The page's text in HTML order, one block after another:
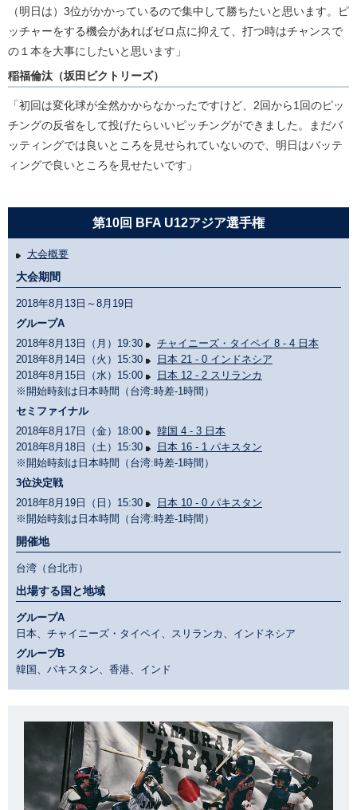
（明日は）3位がかかっているので集中して勝ちたいと思います。ピ
ッチャーをする機会があればゼロ点に抑えて、打つ時はチャンスで
の１本を大事にしたいと思います」
稲福倫汰（坂田ビクトリーズ）
「初回は変化球が全然かからなかったですけど、2回から1回のピッ
チングの反省をして投げたらいいピッチングができました。まだバ
ッティングでは良いところを見せられていないので、明日はバッテ
ィングで良いところを見せたいです」
第10回 BFA U12アジア選手権
大会概要
大会期間
2018年8月13日～8月19日
グループA
2018年8月13日（月）19:30
チャイニーズ・タイペイ 8 - 4 日本
2018年8月14日（火）15:30
日本 21 - 0 インドネシア
2018年8月15日（水）15:00
日本 12 - 2 スリランカ
※開始時刻は日本時間（台湾:時差-1時間）
セミファイナル
2018年8月17日（金）18:00
韓国 4 - 3 日本
2018年8月18日（土）15:30
日本 16 - 1 パキスタン
※開始時刻は日本時間（台湾:時差-1時間）
3位決定戦
2018年8月19日（日）15:30
日本 10 - 0 パキスタン
※開始時刻は日本時間（台湾:時差-1時間）
開催地
台湾（台北市）
出場する国と地域
グループA
日本、チャイニーズ・タイペイ、スリランカ、インドネシア
グループB
韓国、パキスタン、香港、インド